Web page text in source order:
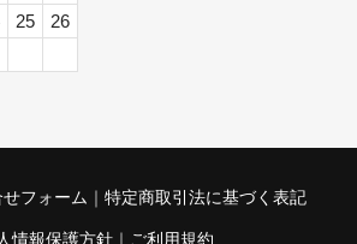
25
26
フォーム 特定商取引法に基づく表記
情報保護方針 ご利用規約